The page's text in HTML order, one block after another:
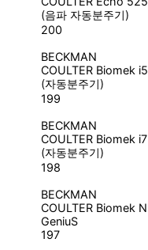
(음파 자동분주기)
200
BECKMAN
COULTER Biomek i5
(자동분주기)
199
BECKMAN
COULTER Biomek i7
(자동분주기)
198
BECKMAN
COULTER Biomek N
GeniuS
197